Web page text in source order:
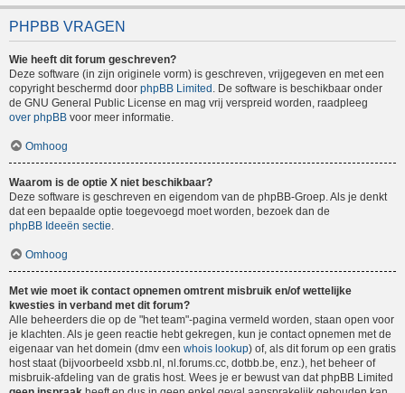
PHPBB VRAGEN
Wie heeft dit forum geschreven?
Deze software (in zijn originele vorm) is geschreven, vrijgegeven en met een
copyright beschermd door phpBB Limited . De software is beschikbaar onder
de GNU General Public License en mag vrij verspreid worden, raadpleeg
over phpBB voor meer informatie.
Omhoog
Waarom is de optie X niet beschikbaar?
Deze software is geschreven en eigendom van de phpBB-Groep. Als je denkt
dat een bepaalde optie toegevoegd moet worden, bezoek dan de
phpBB Ideeën sectie
Omhoog
Met wie moet ik contact opnemen omtrent misbruik en/of wettelijke
kwesties in verband met dit forum?
Alle beheerders die op de "het team"-pagina vermeld worden, staan open voor
je klachten. Als je geen reactie hebt gekregen, kun je contact opnemen met de
eigenaar van het domein (dmv een whois lookup) of, als dit forum op een gratis
host staat (bijvoorbeeld xsbb.nl, nl.forums.cc, dotbb.be, enz.), het beheer of
misbruik-afdeling van de gratis host. Wees je er bewust van dat phpBB Limited